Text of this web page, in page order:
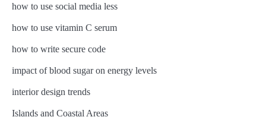
how to use social media less
how to use vitamin C serum
how to write secure code
impact of blood sugar on energy levels
interior design trends
Islands and Coastal Areas